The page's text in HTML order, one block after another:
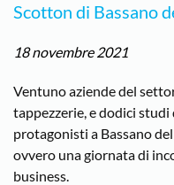
Scotton di Bassano
18 novembre 2021
Ventuno aziende del
tappezzerie, e dodici
protagonisti a Bassano
ovvero una giornata di
business.